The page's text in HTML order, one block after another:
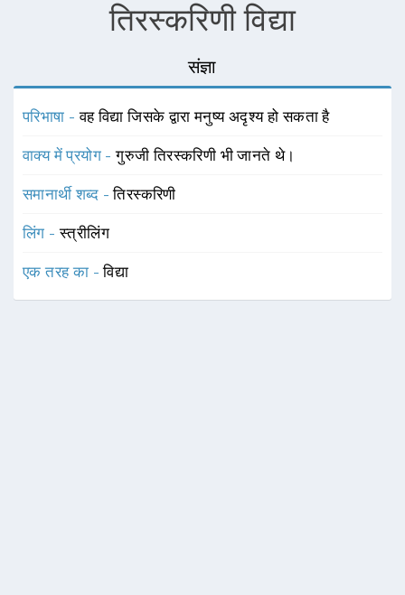
तिरस्करिणी विद्या
संज्ञा
परिभाषा -वह विद्या जिसके द्वारा मनुष्य अदृश्य हो सकता है
वाक्य में प्रयोग -गुरुजी तिरस्करिणी भी जानते थे।
समानार्थी शब्द -तिरस्करिणी
लिंग -स्त्रीलिंग
एक तरह का -विद्या